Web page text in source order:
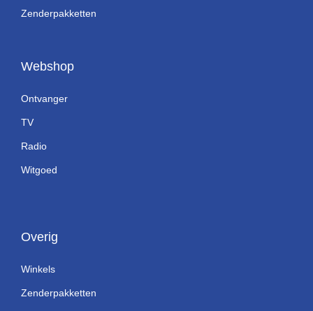
Zenderpakketten
Webshop
Ontvanger
TV
Radio
Witgoed
Overig
Winkels
Zenderpakketten